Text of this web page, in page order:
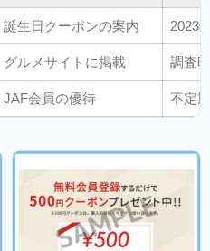
誕生日クーポンの案内 2023
グルメサイトに掲載 調査
JAF会員の優待 不定